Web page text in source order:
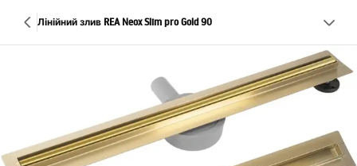
Лінійний злив REA Neox Slim pro Gold 90